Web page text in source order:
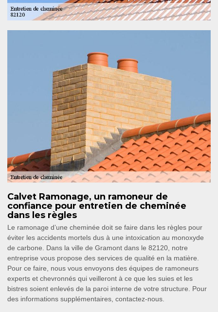
Calvet Ramonage, un ramoneur de
confiance pour entretien de cheminée
dans les règles
Le ramonage d’une cheminée doit se faire dans les règles pour
éviter les accidents mortels dus à une intoxication au monoxyde
de carbone. Dans la ville de Gramont dans le 82120, notre
entreprise vous propose des services de qualité en la matière.
Pour ce faire, nous vous envoyons des équipes de ramoneurs
experts et chevronnés qui veilleront à ce que les suies et les
bistres soient enlevés de la paroi interne de votre structure. Pour
des informations supplémentaires, contactez-nous.